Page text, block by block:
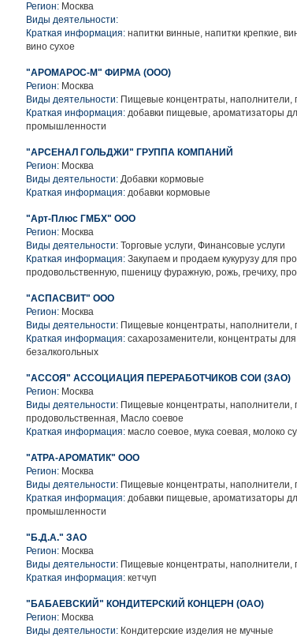
Регион: Москва
Виды деятельности:
Краткая информация: напитки винные, напитки крепкие,
вино сухое
"АРОМАРОС-М" ФИРМА (ООО)
Регион: Москва
Виды деятельности: Пищевые концентраты, наполнители,
Краткая информация: добавки пищевые, ароматизаторы
промышленности
"АРСЕНАЛ ГОЛЬДЖИ" ГРУППА КОМПАНИЙ
Регион: Москва
Виды деятельности: Добавки кормовые
Краткая информация: добавки кормовые
"Арт-Плюс ГМБХ" ООО
Регион: Москва
Виды деятельности: Торговые услуги, Финансовые услуги
Краткая информация: Закупаем и продаем кукурузу для
продовольственную, пшеницу фуражную, рожь, гречиху,
"АСПАСВИТ" ООО
Регион: Москва
Виды деятельности: Пищевые концентраты, наполнители,
Краткая информация: сахарозаменители, концентраты
безалкогольных
"АССОЯ" АССОЦИАЦИЯ ПЕРЕРАБОТЧИКОВ СОИ (ЗАО)
Регион: Москва
Виды деятельности: Пищевые концентраты, наполнители,
продовольственная, Масло соевое
Краткая информация: масло соевое, мука соевая, молоко
"АТРА-АРОМАТИК" ООО
Регион: Москва
Виды деятельности: Пищевые концентраты, наполнители,
Краткая информация: добавки пищевые, ароматизаторы
промышленности
"Б.Д.А." ЗАО
Регион: Москва
Виды деятельности: Пищевые концентраты, наполнители,
Краткая информация: кетчуп
"БАБАЕВСКИЙ" КОНДИТЕРСКИЙ КОНЦЕРН (ОАО)
Регион: Москва
Виды деятельности: Кондитерские изделия не мучные